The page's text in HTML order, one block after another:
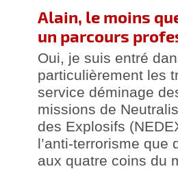
Alain, le moins
un parcours
Oui, je suis entré
particulièrement les
service déminage
missions de
des Explosifs
l’anti-terrorisme que
aux quatre coins du